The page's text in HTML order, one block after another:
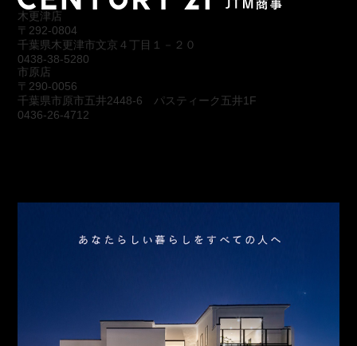
木更津店
〒292-0804
千葉県木更津市文京４丁目１－２０
0438-38-5280
市原店
〒290-0056
千葉県市原市五井2448-6 パスティーク五井1F
0436-26-4712